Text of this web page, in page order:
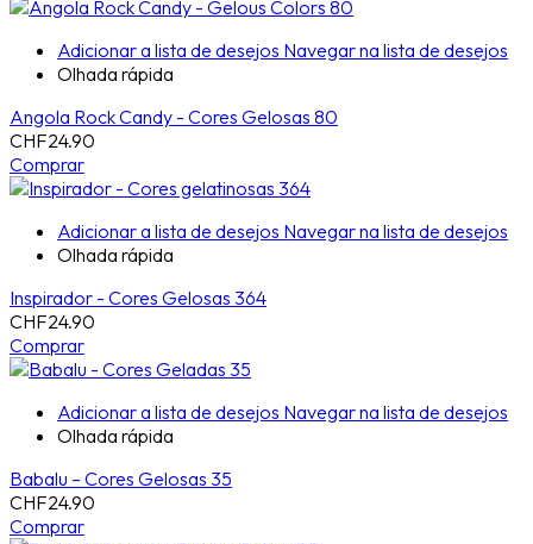
Adicionar a lista de desejos Navegar na lista de desejos
Olhada rápida
Angola Rock Candy - Cores Gelosas 80
CHF24.90
Comprar
Adicionar a lista de desejos Navegar na lista de desejos
Olhada rápida
Inspirador - Cores Gelosas 364
CHF24.90
Comprar
Adicionar a lista de desejos Navegar na lista de desejos
Olhada rápida
Babalu – Cores Gelosas 35
CHF24.90
Comprar